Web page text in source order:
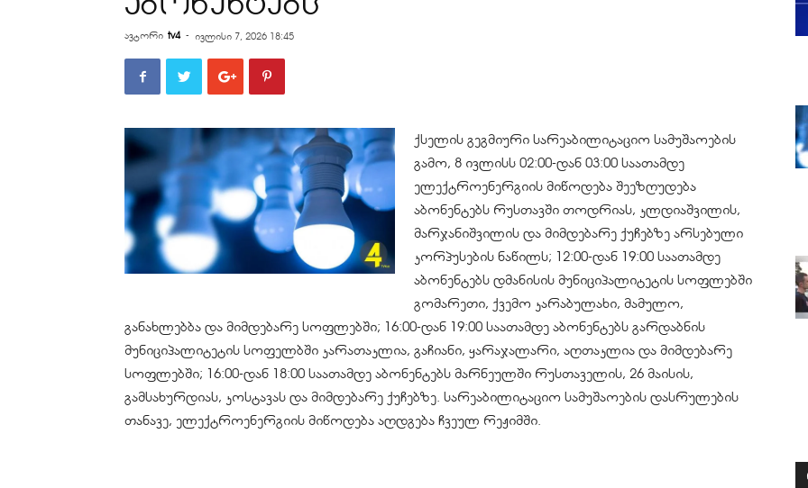
ავტორი tv4 - ივლისი 7, 2026 18:45
ქსელის გეგმიური სარეაბილიტაციო სამუშაოების
გამო, 8 ივლისს 02:00-დან 03:00 საათამდე
ელექტროენერგიის მიწოდება შეეზღუდება
აბონენტებს რუსთავში თოდრიას, კლდიაშვილის,
მარჯანიშვილის და მიმდებარე ქუჩებზე არსებული
კორპუსების ნაწილს; 12:00-დან 19:00 საათამდე
აბონენტებს დმანისის მუნიციპალიტეტის სოფლებში
გომარეთი, ქვემო კარაბულახი, მამულო,
განახლებბა და მიმდებარე სოფლებში; 16:00-დან 19:00 საათამდე აბონენტებს გარდაბნის
მუნიციპალიტეტის სოფელბში კარათაკლია, გაჩიანი, ყარაჯალარი, აღთაკლია და მიმდებარე
სოფლებში; 16:00-დან 18:00 საათამდე აბონენტებს მარნეულში რუსთაველის, 26 მაისის,
გამსახურდიას, კოსტავას და მიმდებარე ქუჩებზე. სარეაბილიტაციო სამუშაოების დასრულების
თანავე, ელექტროენერგიის მიწოდება აღდგება ჩვეულ რეჟიმში.